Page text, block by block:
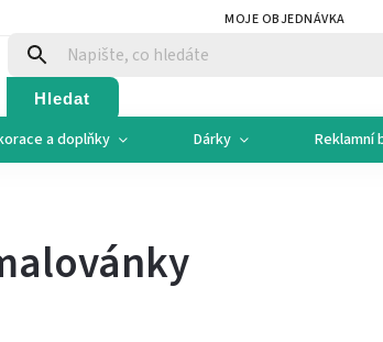
MOJE OBJEDNÁVKA
Hledat
a doplňky Dárky Reklamní